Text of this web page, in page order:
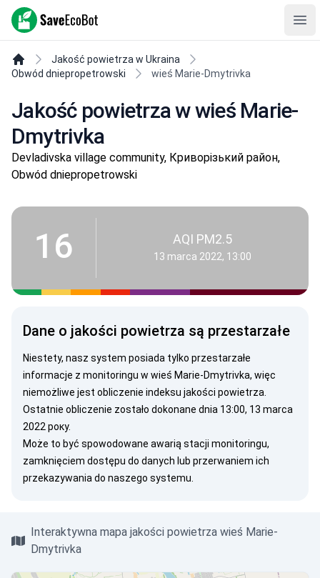
SaveEcoBot
Jakość powietrza w Ukraina
Obwód dniepropetrowski
wieś Marie-Dmytrivka
Jakość powietrza w wieś Marie-
Dmytrivka
Devladivska village community, Криворізький район,
Obwód dniepropetrowski
16 AQI PM2.5
13 marca 2022, 13:00
Dane o jakości powietrza są przestarzałe
Niestety, nasz system posiada tylko przestarzałe
informacje z monitoringu w wieś Marie-Dmytrivka, więc
niemożliwe jest obliczenie indeksu jakości powietrza.
Ostatnie obliczenie zostało dokonane dnia 13:00, 13 marca
2022 року.
Może to być spowodowane awarią stacji monitoringu,
zamknięciem dostępu do danych lub przerwaniem ich
przekazywania do naszego systemu.
Interaktywna mapa jakości powietrza wieś Marie-
Dmytrivka